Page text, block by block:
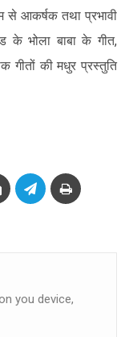
से आकर्षक तथा प्रभावी
के भोला बाबा के गीत,
गीतों की मधुर प्रस्तुति
you device,